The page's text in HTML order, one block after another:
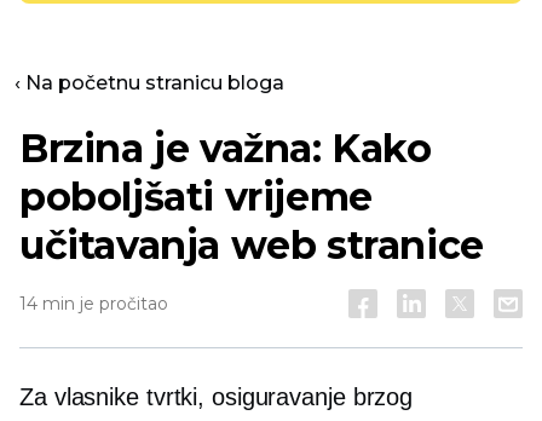
‹ Na početnu stranicu bloga
Brzina je važna: Kako
poboljšati vrijeme
učitavanja web stranice
14 min je pročitao
Za vlasnike tvrtki, osiguravanje brzog